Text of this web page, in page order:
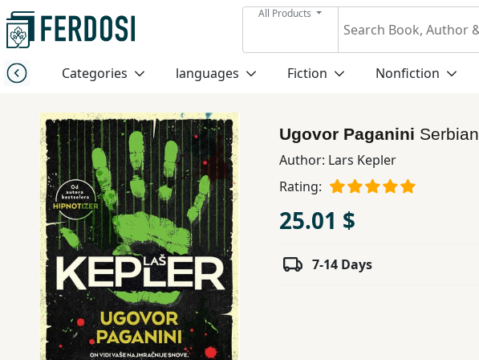
All Products
Categories languages Fiction Nonfiction
Menu
Category
languages
Fiction
Nonfiction
Middle
East
Studies
Ugovor Paganini Serbian
Author: Lars Kepler
Rating:
25.01 $
7-14 Days